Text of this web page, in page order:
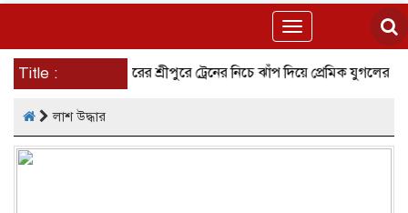
Toggle
navigation
Title : গাজীপুরের শ্রীপুরে ট্রেনের নিচে ঝাঁপ দিয়ে প্রেমিক যুগলের মৃ/ত্যু!
লাশ উদ্ধার